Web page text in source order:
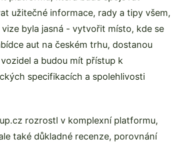
užitečné informace, rady a tipy všem,
byla jasná - vytvořit místo, kde se
aut na českém trhu, dostanou
a budou mít přístup k
specifikacích a spolehlivosti
rozrostl v komplexní platformu,
také důkladné recenze, porovnání